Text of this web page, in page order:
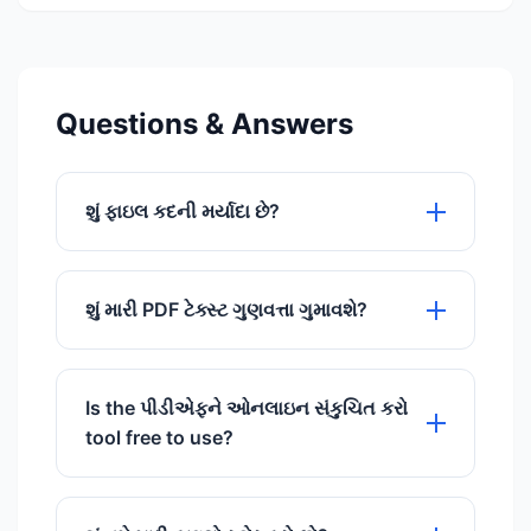
Questions & Answers
શું ફાઇલ કદની મર્યાદા છે?
તમે 100MB સુધીની ફાઇલો મફતમાં અપલોડ
કરી શકો છો.
શું મારી PDF ટેક્સ્ટ ગુણવત્તા ગુમાવશે?
બિલકુલ નહીં. અમારું લોસલેસ કમ્પ્રેશન
ખાતરી કરે છે કે તમામ ટેક્સ્ટ તીક્ષ્ણ અને પસંદ
કરવા યોગ્ય રહે છે. ફક્ત ઇમેજ ડેટા અને
Is the પીડીએફને ઓનલાઇન સંકુચિત કરો
tool free to use?
Yes, our પીડીએફને ઓનલાઇન સંકુચિત કરો
tool is 100% free to use with no hidden